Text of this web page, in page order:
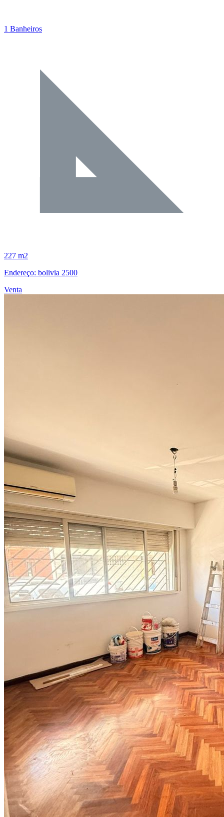
1 Banheiros
227 m2
Endereço: bolivia 2500
Venta